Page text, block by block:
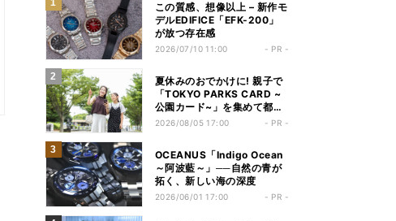
この質感、想像以上 – 新作モ
デルEDIFICE「EFK-200」
が放つ存在感
2026/07/10 11:00 - PR -
夏休みのおでかけに! 親子で
「TOKYO PARKS CARD ~
公園カード~」を集めて都立
公園巡りを楽しもう
2026/08/05 17:00 - PR -
OCEANUS「Indigo Ocean
～阿波藍～」──自然の青が
拓く、新しい海の深度
2026/06/01 17:00 - PR -